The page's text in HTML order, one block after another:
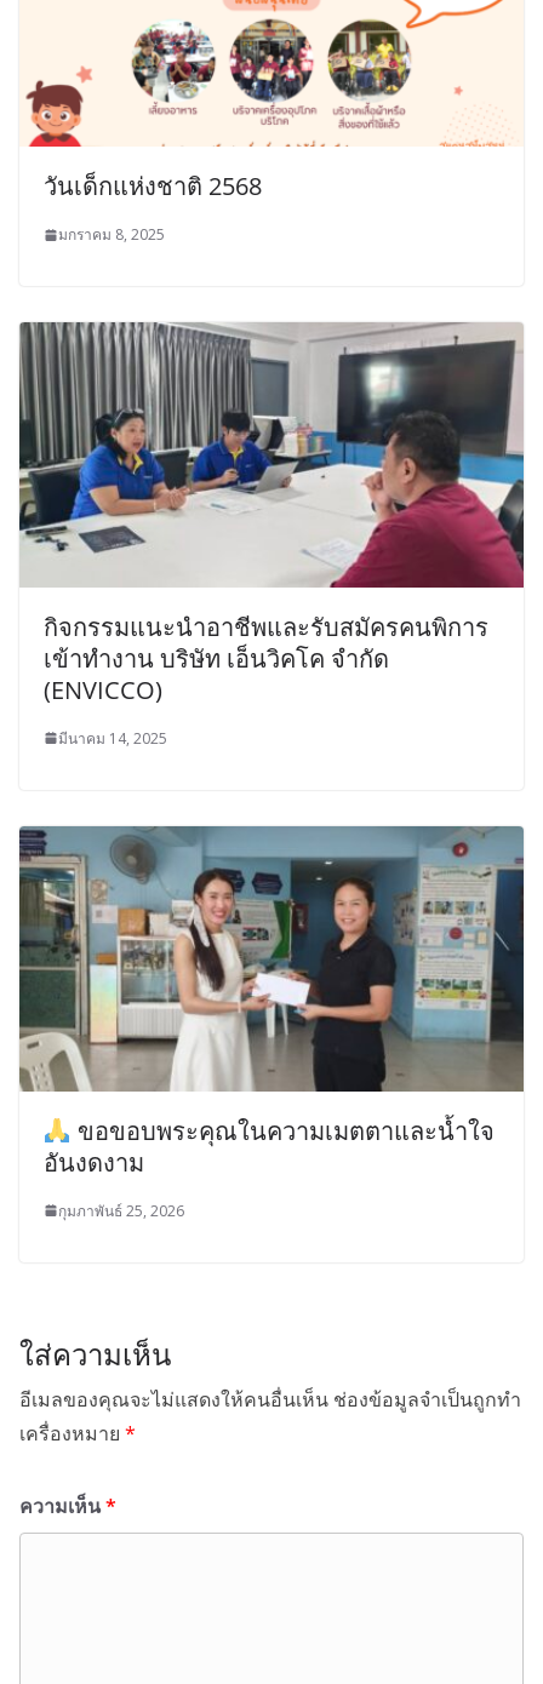
วันเด็กแห่งชาติ 2568
มกราคม 8, 2025
กิจกรรมแนะนำอาชีพและรับสมัครคนพิการ
เข้าทำงาน บริษัท เอ็นวิคโค จำกัด
(ENVICCO)
มีนาคม 14, 2025
ขอขอบพระคุณในความเมตตาและน้ำใจ
อันงดงาม
กุมภาพันธ์ 25, 2026
ใส่ความเห็น
อีเมลของคุณจะไม่แสดงให้คนอื่นเห็น ช่องข้อมูลจำเป็นถูกทำ
เครื่องหมาย *
ความเห็น*